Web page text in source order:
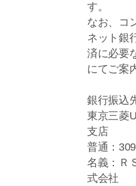
す。
なお、コ
ネット銀
済に必要
にてご案
銀行振込
東京三菱
支店
普通：
名義：Ｒ
式会社